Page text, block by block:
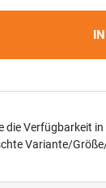
die Verfügbarkeit
Variante/